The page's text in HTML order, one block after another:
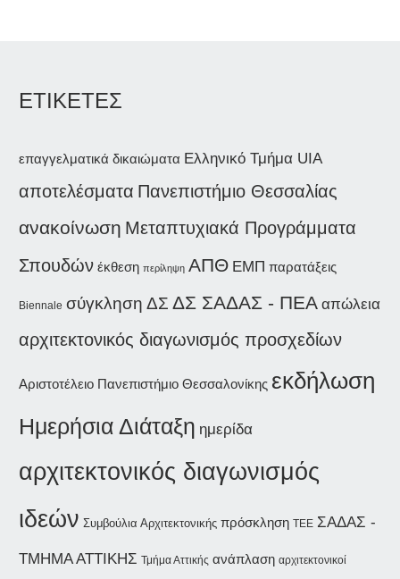
ΕΤΙΚΕΤΕΣ
επαγγελματικά δικαιώματα Ελληνικό Τμήμα UIA
αποτελέσματα Πανεπιστήμιο Θεσσαλίας
ανακοίνωση Μεταπτυχιακά Προγράμματα
Σπουδών έκθεση περίληψη ΑΠΘ ΕΜΠ παρατάξεις
Biennale σύγκληση ΔΣ ΔΣ ΣΑΔΑΣ - ΠΕΑ απώλεια
αρχιτεκτονικός διαγωνισμός προσχεδίων
Αριστοτέλειο Πανεπιστήμιο Θεσσαλονίκης εκδήλωση
Ημερήσια Διάταξη ημερίδα
αρχιτεκτονικός διαγωνισμός
ιδεών Συμβούλια Αρχιτεκτονικής πρόσκληση ΤΕΕ ΣΑΔΑΣ -
ΤΜΗΜΑ ΑΤΤΙΚΗΣ Τμήμα Αττικής ανάπλαση αρχιτεκτονικοί